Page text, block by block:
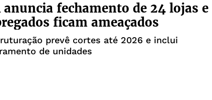
anuncia fechamento de 24 lojas e
ficam ameaçados
prevê cortes até 2026 e inclui
de unidades